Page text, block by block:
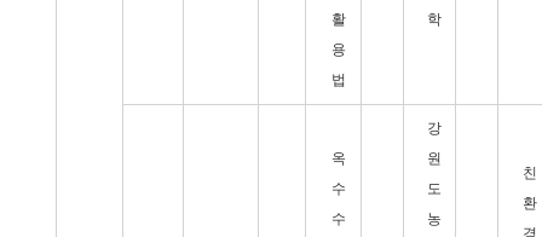
활
용
법
학
옥
수
수
강
원
도
농
친
환